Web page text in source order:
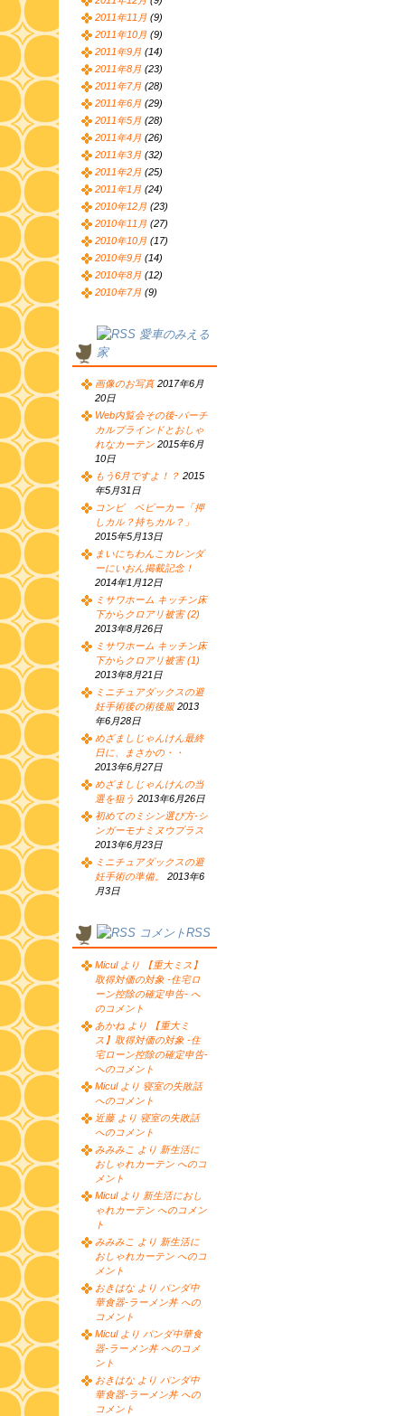
2011年11月 (9)
2011年10月 (9)
2011年9月 (14)
2011年8月 (23)
2011年7月 (28)
2011年6月 (29)
2011年5月 (28)
2011年4月 (26)
2011年3月 (32)
2011年2月 (25)
2011年1月 (24)
2010年12月 (23)
2010年11月 (27)
2010年10月 (17)
2010年9月 (14)
2010年8月 (12)
2010年7月 (9)
愛車のみえる
家
画像のお写真 2017年6月
20日
Web内覧会その後-バーチ
カルブラインドとおしゃ
れなカーテン 2015年6月
10日
もう6月ですよ！？ 2015
年5月31日
コンビ ベビーカー「押
しカル？持ちカル？」
2015年5月13日
まいにちわんこカレンダ
ーにいおん掲載記念！
2014年1月12日
ミサワホーム キッチン床
下からクロアリ被害 (2)
2013年8月26日
ミサワホーム キッチン床
下からクロアリ被害 (1)
2013年8月21日
ミニチュアダックスの避
妊手術後の術後服 2013
年6月28日
めざましじゃんけん最終
日に、まさかの・・
2013年6月27日
めざましじゃんけんの当
選を狙う 2013年6月26日
初めてのミシン選び方-シ
ンガーモナミヌウプラス
2013年6月23日
ミニチュアダックスの避
妊手術の準備。
2013年6
月3日
コメントRSS
Micul より 【重大ミス】
取得対価の対象 -住宅ロ
ーン控除の確定申告- へ
のコメント
あかね より 【重大ミ
ス】取得対価の対象 -住
宅ローン控除の確定申告-
へのコメント
Micul より 寝室の失敗話
へのコメント
近藤 より 寝室の失敗話
へのコメント
みみみこ より 新生活に
おしゃれカーテン へのコ
メント
Micul より 新生活におし
ゃれカーテン へのコメン
ト
みみみこ より 新生活に
おしゃれカーテン へのコ
メント
おきはな より パンダ中
華食器-ラーメン丼 への
コメント
Micul より パンダ中華食
器-ラーメン丼 へのコメ
ント
おきはな より パンダ中
華食器-ラーメン丼 への
コメント